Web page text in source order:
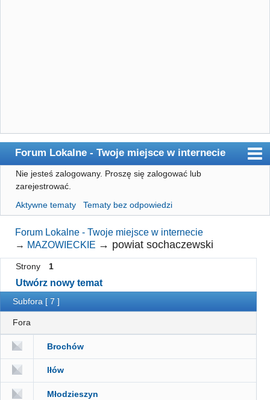
Forum Lokalne - Twoje miejsce w internecie
Główna
Użytkownicy
Rejestracja
Logowanie
Nie jesteś zalogowany. Proszę się zalogować lub
zarejestrować.
Aktywne tematy
Tematy bez odpowiedzi
Forum Lokalne - Twoje miejsce w internecie
→ MAZOWIECKIE → powiat sochaczewski
Strony 1
Utwórz nowy temat
Subfora [ 7 ]
Fora
Brochów
Iłów
Młodzieszyn